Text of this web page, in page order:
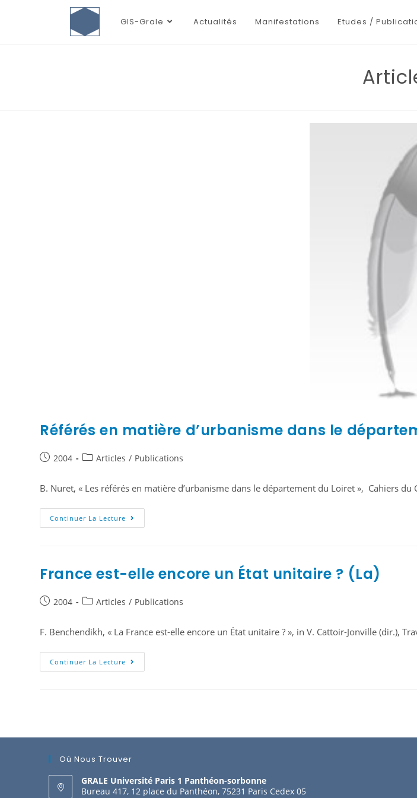
GIS-Grale Actualités Manifestations Etudes /
Référés en matière d’urbanisme dans le
2004 Articles / Publications
B. Nuret, « Les référés en matière d’urbanisme dans le département du Loiret », Cahiers
Continuer La Lecture
France est-elle encore un État unitaire ? (La)
2004 Articles / Publications
F. Benchendikh, « La France est-elle encore un État unitaire ? », in V. Cattoir-Jonville (dir.),
Continuer La Lecture
Où Nous Trouver
GRALE Université Paris 1 Panthéon-sorbonne
Bureau 417, 12 place du Panthéon, 75231 Paris Cedex 05